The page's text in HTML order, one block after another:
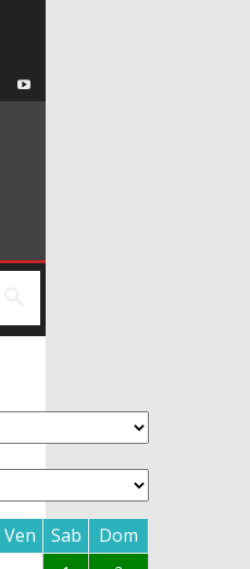
Ven Sab Dom